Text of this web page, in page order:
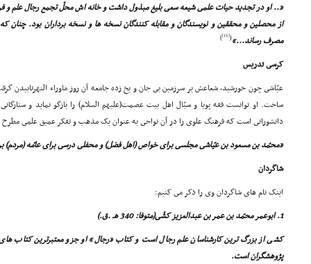
«.. او در تجدید حیات علمى شیعه سعى بلیغ مبذول داشت و خانه اش محلّ تجمع رجال علم و
از محصلین و محققین و نویسندگان و مقابله کنندگان نسخه ها و نسخه برداران بود.
مصرف رساند...»(
[16]
)
کرسى تدریس
عیّاشى چون خورشید، شعاعش بر سرزمین بى جان و یخ زده جامعه آن روز ماوراء النهرتابیدن
ساخت. او توانست فقه پویا و سیّال اهل بیت عصمت(علیهم السلام) را بازگو نماید و
دانشورانى است که فرهنگ علوى را در آن نواحى به عنوان یک مذهب و تفکر عمیق علمى
«محمّد بن مسعود بن عیّاشى مجلسى براى خواص (اهل فضل) و محفلى درسى براى عامّه (مردم)
شاگردان
اینک نام هاى شاگردان وى را ذکر مى کنیم:
1. ابوعمر محمّد بن عمر بن عبدالعزیز کشّى(متوفا: 340 هـ .ق.)
کشى از بزرگ ترین کارشناسان علم رجال است و کتاب «رجال» او جزو معتبرترین کتاب
پژوهشگران است.